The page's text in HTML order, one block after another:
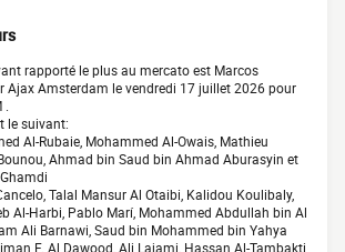
rapporté le plus au mercato est Marcos
Ajax Amsterdam le vendredi 17 juillet 2026 pour
le suivant:
Al-Rubaie, Mohammed Al-Owais, Mathieu
Ahmad bin Saud bin Ahmad Aburasyin et
Talal Mansur Al Otaibi, Kalidou Koulibaly,
Al-Harbi, Pablo Marí, Mohammed Abdullah bin Al
Ali Barnawi, Saud bin Mohammed bin Yahya
F. Al Dawood, Ali Lajami, Hassan Al-Tambakti